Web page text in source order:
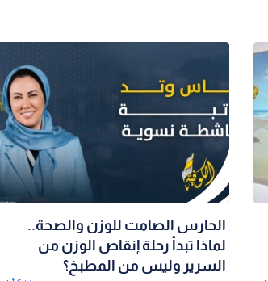
الحارس الصامت للوزن والصحة..
لماذا تبدأ رحلة إنقاص الوزن من
السرير وليس من المطبخ؟